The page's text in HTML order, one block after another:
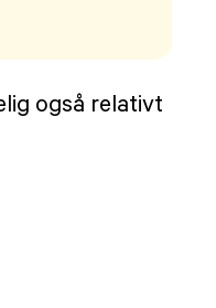
også relativt